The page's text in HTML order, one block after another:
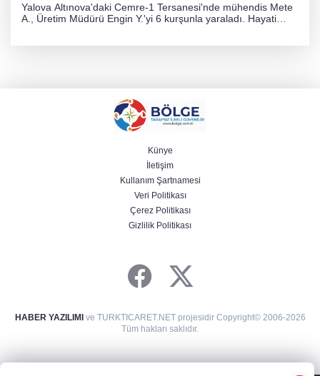
Yalova Altınova'daki Cemre-1 Tersanesi'nde mühendis Mete
A., Üretim Müdürü Engin Y.'yi 6 kurşunla yaraladı. Hayati
Künye
İletişim
Kullanım Şartnamesi
Veri Politikası
Çerez Politikası
Gizlilik Politikası
HABER YAZILIMIve TURKTICARET.NET projesidir Copyright© 2006-2026
Tüm hakları saklıdır.